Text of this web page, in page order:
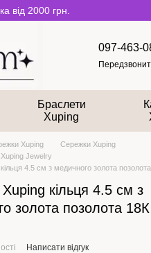
від 2000 грн.
097-463-
Браслети
Xuping
Xuping
Сережки Xuping
Jewelry
4.5 см з медичного золота
кільця 4.5 см з
золота позолота 18К
Написати відгук